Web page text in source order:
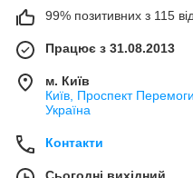
99% позитивних з 115
Працює з 31.08.2013
м. Київ
Київ, Проспект
Україна
Контакти